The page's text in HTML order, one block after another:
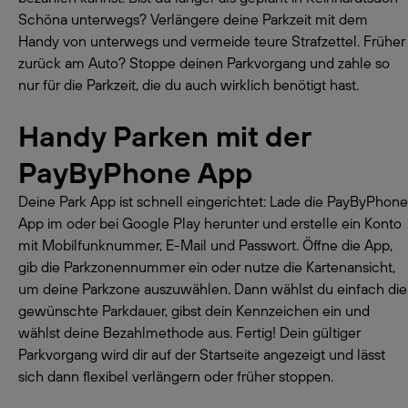
Schöna unterwegs? Verlängere deine Parkzeit mit dem
Handy von unterwegs und vermeide teure Strafzettel. Früher
zurück am Auto? Stoppe deinen Parkvorgang und zahle so
nur für die Parkzeit, die du auch wirklich benötigt hast.
Handy Parken mit der
PayByPhone App
Deine Park App ist schnell eingerichtet: Lade die PayByPhone
App im oder bei Google Play herunter und erstelle ein Konto
mit Mobilfunknummer, E-Mail und Passwort. Öffne die App,
gib die Parkzonennummer ein oder nutze die Kartenansicht,
um deine Parkzone auszuwählen. Dann wählst du einfach die
gewünschte Parkdauer, gibst dein Kennzeichen ein und
wählst deine Bezahlmethode aus. Fertig! Dein gültiger
Parkvorgang wird dir auf der Startseite angezeigt und lässt
sich dann flexibel verlängern oder früher stoppen.